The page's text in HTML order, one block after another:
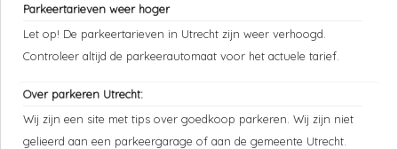
Parkeertarieven weer hoger
Let op! De parkeertarieven in Utrecht zijn weer verhoogd.
Controleer altijd de parkeerautomaat voor het actuele tarief.
Over parkeren Utrecht:
Wij zijn een site met tips over goedkoop parkeren. Wij zijn niet
gelieerd aan een parkeergarage of aan de gemeente Utrecht.